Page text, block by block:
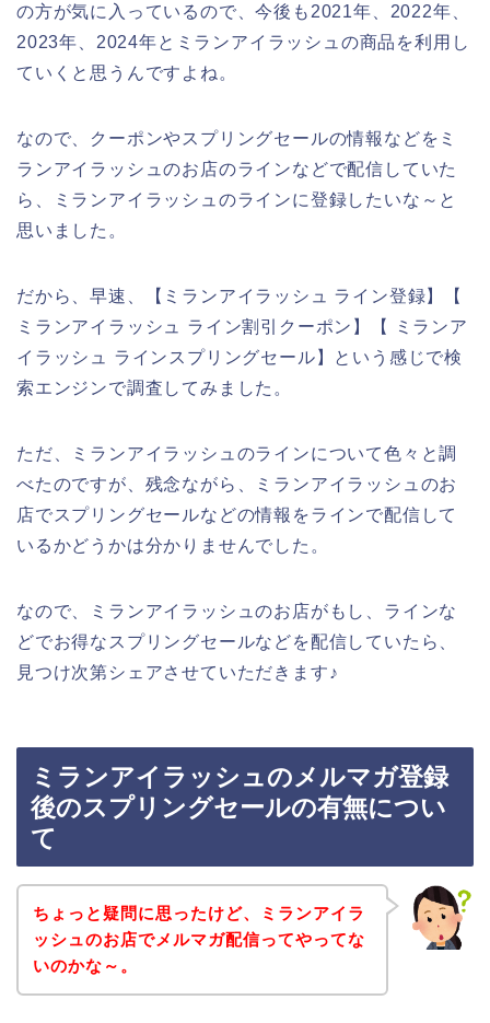
の方が気に入っているので、今後も2021年、2022年、
2023年、2024年とミランアイラッシュの商品を利用し
ていくと思うんですよね。
なので、クーポンやスプリングセールの情報などをミ
ランアイラッシュのお店のラインなどで配信していた
ら、ミランアイラッシュのラインに登録したいな～と
思いました。
だから、早速、【ミランアイラッシュ ライン登録】【
ミランアイラッシュ ライン割引クーポン】【 ミランア
イラッシュ ラインスプリングセール】という感じで検
索エンジンで調査してみました。
ただ、ミランアイラッシュのラインについて色々と調
べたのですが、残念ながら、ミランアイラッシュのお
店でスプリングセールなどの情報をラインで配信して
いるかどうかは分かりませんでした。
なので、ミランアイラッシュのお店がもし、ラインな
どでお得なスプリングセールなどを配信していたら、
見つけ次第シェアさせていただきます♪
ミランアイラッシュのメルマガ登録
後のスプリングセールの有無につい
て
ちょっと疑問に思ったけど、ミランアイラ
ッシュのお店でメルマガ配信ってやってな
いのかな～。